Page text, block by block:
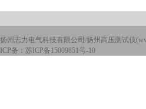
扬州志力电气科技有限公司/扬州高压测试仪
ICP备： 苏ICP备15009851号-10